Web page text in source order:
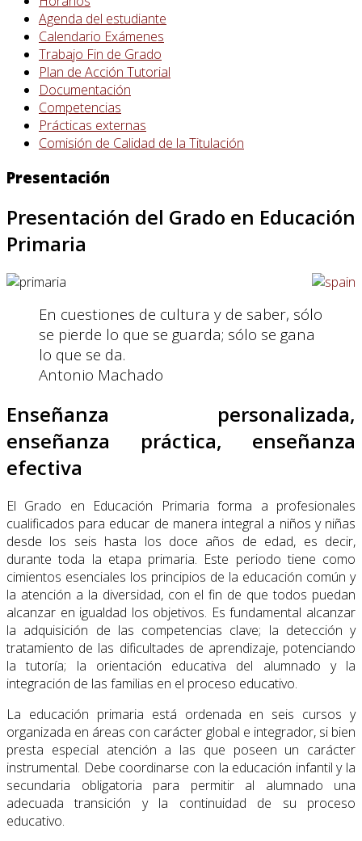
Agenda del estudiante
Calendario Exámenes
Trabajo Fin de Grado
Plan de Acción Tutorial
Documentación
Competencias
Prácticas externas
Comisión de Calidad de la Titulación
Presentación
Presentación del Grado en Educación
Primaria
En cuestiones de cultura y de saber, sólo
se pierde lo que se guarda; sólo se gana
lo que se da.
Antonio Machado
Enseñanza personalizada,
enseñanza práctica, enseñanza
efectiva
El Grado en Educación Primaria forma a profesionales
cualificados para educar de manera integral a niños y niñas
desde los seis hasta los doce años de edad, es decir,
durante toda la etapa primaria. Este periodo tiene como
cimientos esenciales los principios de la educación común y
la atención a la diversidad, con el fin de que todos puedan
alcanzar en igualdad los objetivos. Es fundamental alcanzar
la adquisición de las competencias clave; la detección y
tratamiento de las dificultades de aprendizaje, potenciando
la tutoría; la orientación educativa del alumnado y la
integración de las familias en el proceso educativo.
La educación primaria está ordenada en seis cursos y
organizada en áreas con carácter global e integrador, si bien
presta especial atención a las que poseen un carácter
instrumental. Debe coordinarse con la educación infantil y la
secundaria obligatoria para permitir al alumnado una
adecuada transición y la continuidad de su proceso
educativo.